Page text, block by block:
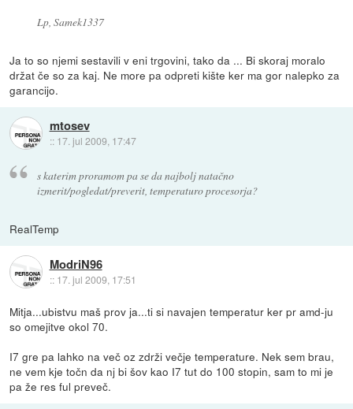
Lp, Samek1337
Ja to so njemi sestavili v eni trgovini, tako da ... Bi skoraj moralo
držat če so za kaj. Ne more pa odpreti kište ker ma gor nalepko za
garancijo.
mtosev
:: 17. jul 2009, 17:47
s katerim proramom pa se da najbolj natačno
izmerit/pogledat/preverit, temperaturo procesorja?
RealTemp
ModriN96
:: 17. jul 2009, 17:51
Mitja...ubistvu maš prov ja...ti si navajen temperatur ker pr amd-ju
so omejitve okol 70.
I7 gre pa lahko na več oz zdrži večje temperature. Nek sem brau,
ne vem kje točn da nj bi šov kao I7 tut do 100 stopin, sam to mi je
pa že res ful preveč.